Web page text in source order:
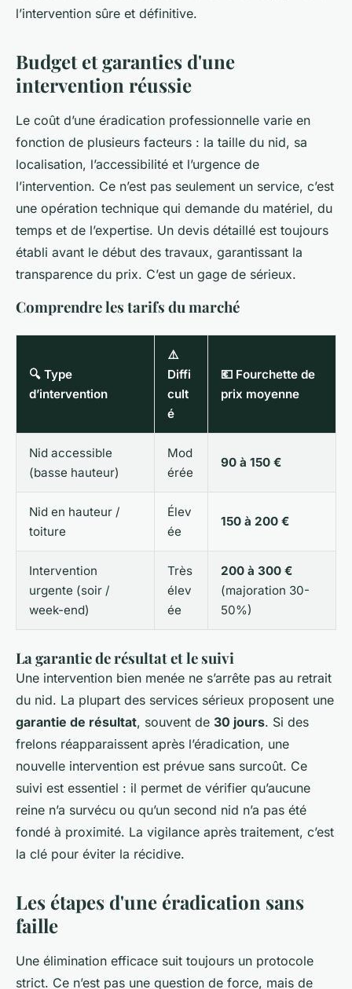
l’intervention sûre et définitive.
Budget et garanties d'une
intervention réussie
Le coût d’une éradication professionnelle varie en
fonction de plusieurs facteurs : la taille du nid, sa
localisation, l’accessibilité et l’urgence de
l’intervention. Ce n’est pas seulement un service, c’est
une opération technique qui demande du matériel, du
temps et de l’expertise. Un devis détaillé est toujours
établi avant le début des travaux, garantissant la
transparence du prix. C’est un gage de sérieux.
Comprendre les tarifs du marché
🔍 Type
d’intervention
⚠️
Diffi
cult
é
💶 Fourchette de
prix moyenne
Nid accessible
(basse hauteur)
Mod
érée
90 à 150 €
Nid en hauteur /
toiture
Élev
ée
150 à 200 €
Intervention
urgente (soir /
week-end)
Très
élev
ée
200 à 300 €
(majoration 30-
50%)
La garantie de résultat et le suivi
Une intervention bien menée ne s’arrête pas au retrait
du nid. La plupart des services sérieux proposent une
garantie de résultat, souvent de 30 jours. Si des
frelons réapparaissent après l’éradication, une
nouvelle intervention est prévue sans surcoût. Ce
suivi est essentiel : il permet de vérifier qu’aucune
reine n’a survécu ou qu’un second nid n’a pas été
fondé à proximité. La vigilance après traitement, c’est
la clé pour éviter la récidive.
Les étapes d'une éradication sans
faille
Une élimination efficace suit toujours un protocole
strict. Ce n’est pas une question de force, mais de